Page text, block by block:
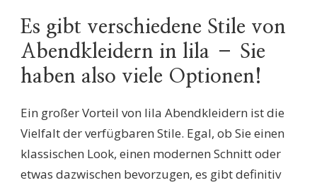
Es gibt verschiedene Stile von
Abendkleidern in lila – Sie
haben also viele Optionen!
Ein großer Vorteil von lila Abendkleidern ist die
Vielfalt der verfügbaren Stile. Egal, ob Sie einen
klassischen Look, einen modernen Schnitt oder
etwas dazwischen bevorzugen, es gibt definitiv